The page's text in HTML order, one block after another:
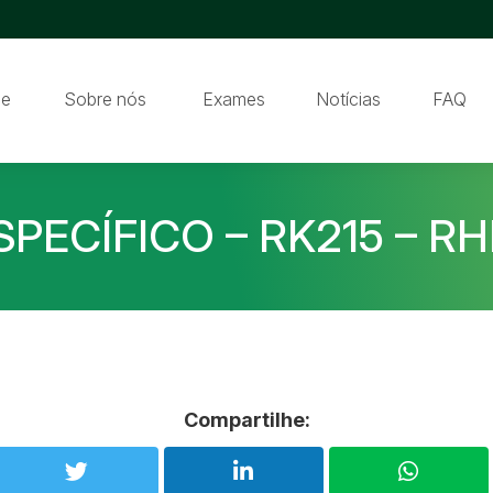
Sobre nós Exames Notícias FAQ
– RK215 –
Compartilhe: